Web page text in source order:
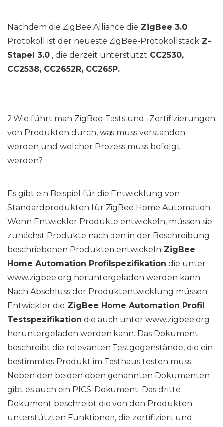
Nachdem die ZigBee Alliance die ZigBee 3.0
Protokoll ist der neueste ZigBee-Protokollstack Z-
Stapel 3.0 , die derzeit unterstützt CC2530,
CC2538, CC2652R, CC265P.
2.Wie führt man ZigBee-Tests und -Zertifizierungen
von Produkten durch, was muss verstanden
werden und welcher Prozess muss befolgt
werden?
Es gibt ein Beispiel für die Entwicklung von
Standardprodukten für ZigBee Home Automation.
Wenn Entwickler Produkte entwickeln, müssen sie
zunächst Produkte nach den in der Beschreibung
beschriebenen Produkten entwickeln ZigBee
Home Automation Profilspezifikation die unter
www.zigbee.org heruntergeladen werden kann.
Nach Abschluss der Produktentwicklung müssen
Entwickler die ZigBee Home Automation Profil
Testspezifikation die auch unter www.zigbee.org
heruntergeladen werden kann. Das Dokument
beschreibt die relevanten Testgegenstände, die ein
bestimmtes Produkt im Testhaus testen muss.
Neben den beiden oben genannten Dokumenten
gibt es auch ein PICS-Dokument. Das dritte
Dokument beschreibt die von den Produkten
unterstützten Funktionen, die zertifiziert und